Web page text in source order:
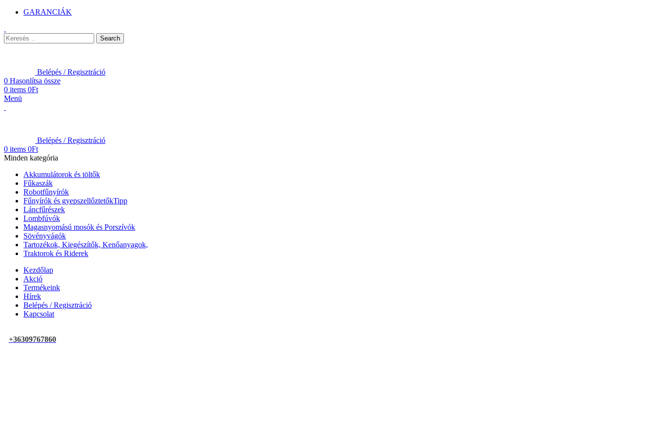
GARANCIÁK
Search
Belépés / Regisztráció
0 Hasonlítsa össze
0 items 0Ft
Menü
Belépés / Regisztráció
0 items 0Ft
Minden kategória
Akkumulátorok és töltők
Fűkaszák
Robotfűnyírók
Fűnyírók és gyepszellőztetőkTipp
Láncfűrészek
Lombfúvók
Magasnyomású mosók és Porszívók
Sövényvágók
Tartozékok, Kiegészítők, Kenőanyagok,
Traktorok és Riderek
Kezdőlap
Akció
Termékeink
Hírek
Belépés / Regisztráció
Kapcsolat
+36309767860